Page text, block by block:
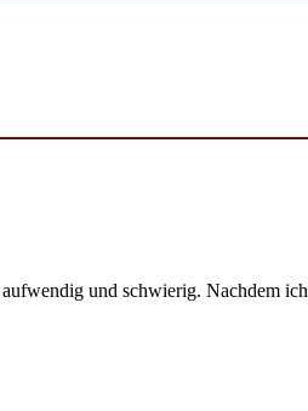
und schwierig. Nachdem